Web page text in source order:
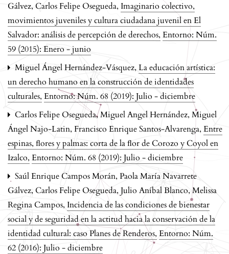
Gálvez, Carlos Felipe Osegueda, Imaginario colectivo,
movimientos juveniles y cultura ciudadana juvenil en El
Salvador: análisis de percepción de derechos, Entorno: Núm.
59 (2015): Enero - junio
Miguel Ángel Hernández-Vásquez,La educación artística:
un derecho humano en la construcción de identidades
culturales, Entorno: Núm. 68 (2019): Julio - diciembre
Carlos Felipe Osegueda, Miguel Angel Hernández, Miguel
Ángel Najo-Latin, Francisco Enrique Santos-Alvarenga, Entre
espinas, ﬂores y palmas: corta de la ﬂor de Corozo y Coyol en
Izalco, Entorno: Núm. 68 (2019): Julio - diciembre
Saúl Enrique Campos Morán, Paola María Navarrete
Gálvez, Carlos Felipe Osegueda, Julio Aníbal Blanco, Melissa
Regina Campos, Incidencia de las condiciones de bienestar
social y de seguridad en la actitud hacia la conservación de la
identidad cultural: caso Planes de Renderos, Entorno: Núm.
62 (2016): Julio - diciembre